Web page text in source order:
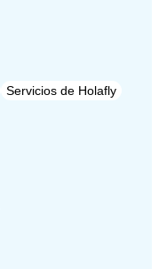
Servicios de Holafly